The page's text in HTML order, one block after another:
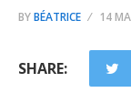
BYBÉATRICE 14
SHARE: